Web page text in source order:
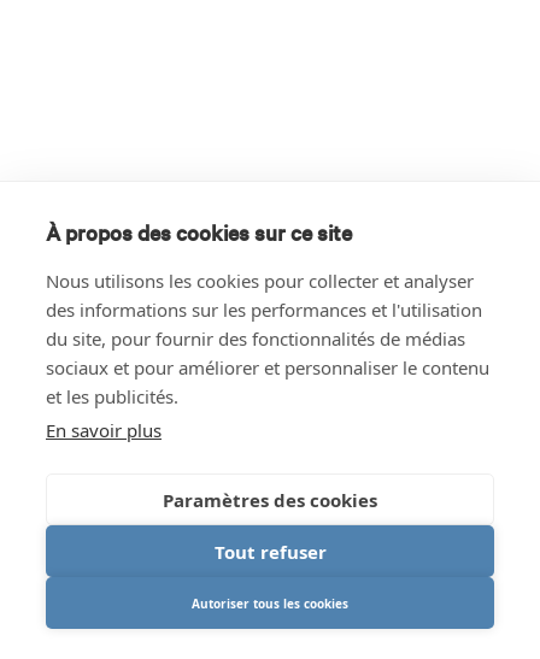
À propos des cookies sur ce site
Nous utilisons les cookies pour collecter et analyser
des informations sur les performances et l'utilisation
du site, pour fournir des fonctionnalités de médias
sociaux et pour améliorer et personnaliser le contenu
et les publicités.
En savoir plus
Paramètres des cookies
Tout refuser
Autoriser tous les cookies